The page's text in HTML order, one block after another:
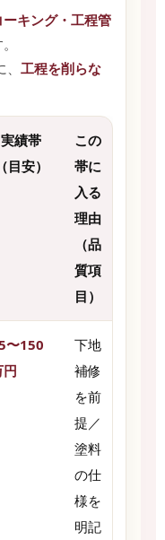
キング・工程管
、工程を削らな
実績帯
（目安）
この
帯に
入る
理由
（品
質項
目）
〜150
円
下地
補修
を前
提／
塗料
の仕
様を
明記